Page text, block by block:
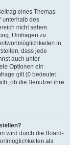
eines Themas
unterhalb des
nicht sehen
Umfragen zu
in
dass jede
auch unter
Optionen ein
gilt (0 bedeutet
ob die Benutzer ihre
wird durch die Board-
als